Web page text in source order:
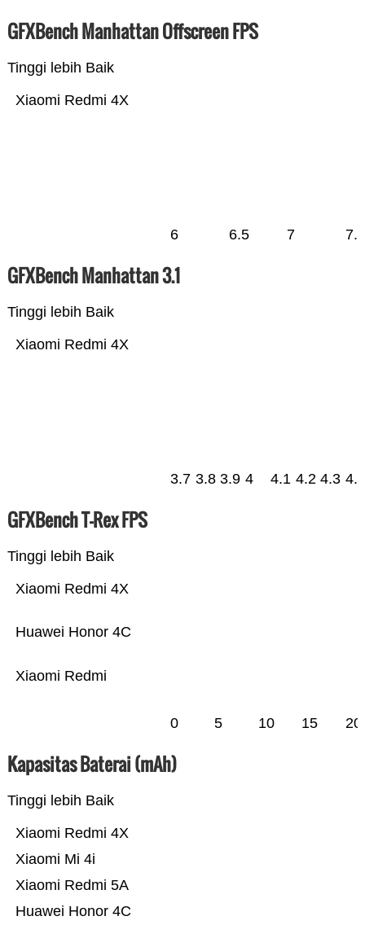
GFXBench Manhattan Offscreen FPS
Tinggi lebih Baik
Xiaomi Redmi 4X
6 6.5 7 7.5
GFXBench Manhattan 3.1
Tinggi lebih Baik
Xiaomi Redmi 4X
3.7 3.8 3.9 4 4.1 4.2 4.3 4.4
GFXBench T-Rex FPS
Tinggi lebih Baik
Xiaomi Redmi
Huawei Honor 4C
Xiaomi Redmi 4X
0 5 10 15 20
Kapasitas Baterai (mAh)
Tinggi lebih Baik
Huawei Honor 4C
Xiaomi Redmi 5A
Xiaomi Mi 4i
Xiaomi Redmi 4X